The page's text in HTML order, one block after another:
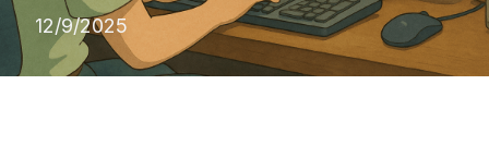
12/9/2025